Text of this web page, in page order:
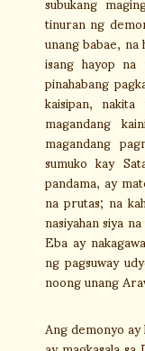
tinuran ng
unang babae,
isang hayop
pinahabang
kaisipan,
magandang
magandang
sumuko kay
pandama, ay
na prutas; na
nasiyahan siya
Eba ay
ng pagsuway
noong unang
Ang demonyo